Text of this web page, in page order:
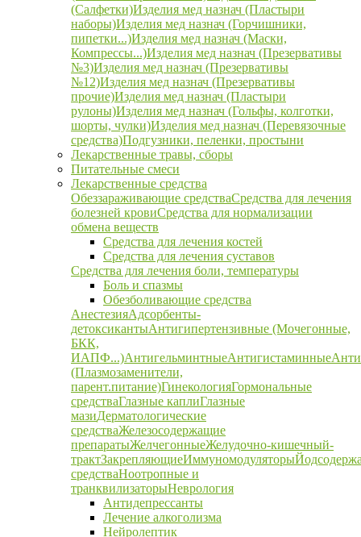
(Салфетки)Изделия мед назнач (Пластыри
наборы)Изделия мед назнач (Горчишники,
пипетки...)Изделия мед назнач (Маски,
Компрессы...)Изделия мед назнач (Презервативы
№3)Изделия мед назнач (Презервативы
№12)Изделия мед назнач (Презервативы
прочие)Изделия мед назнач (Пластыри
рулоны)Изделия мед назнач (Гольфы, колготки,
шорты, чулки)Изделия мед назнач (Перевязочные
средства)Подгузники, пеленки, простыни
Лекарственные травы, сборы
Питательные смеси
Лекарственные средства
Обеззараживающие средстваСредства для лечения
болезней кровиСредства для нормализации
обмена веществ
Средства для лечения костей
Средства для лечения суставов
Средства для лечения боли, температуры
Боль и спазмы
Обезболивающие средства
АнестезияАдсорбенты-
детоксикантыАнтигипертензивные (Мочегонные,
БКК,
ИАПФ...)АнтигельминтныеАнтигистаминные
(Плазмозаменители,
парент.питание)ГинекологияГормональные
средстваГлазные каплиГлазные
мазиДерматологические
средстваЖелезосодержащие
препаратыЖелчегонныеЖелудочно-кишечный-
трактЗакрепляющиеИммуномодуляторы
средстваНоотропные и
транквилизаторыНеврология
Антидепрессанты
Лечение алкоголизма
Нейролептик